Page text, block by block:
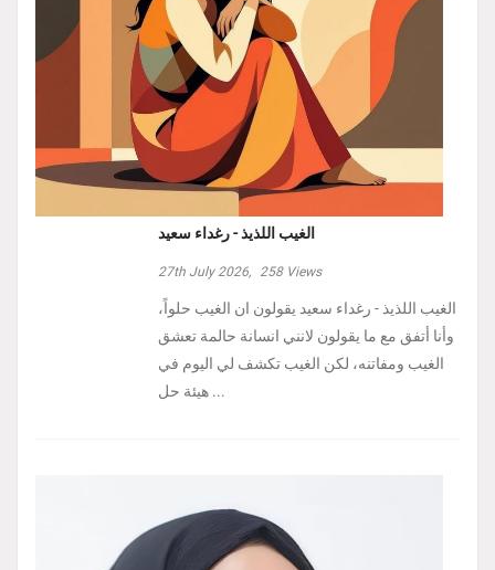
الغيب اللذيذ - رغداء سعيد
27th July 2026, 258Views
الغيب اللذيذ - رغداء سعيد يقولون ان الغيب حلواً،
وأنا أتفق مع ما يقولون لانني انسانة حالمة تعشق
الغيب ومفاتنه، لكن الغيب تكشف لي اليوم في
هيئة حل ...